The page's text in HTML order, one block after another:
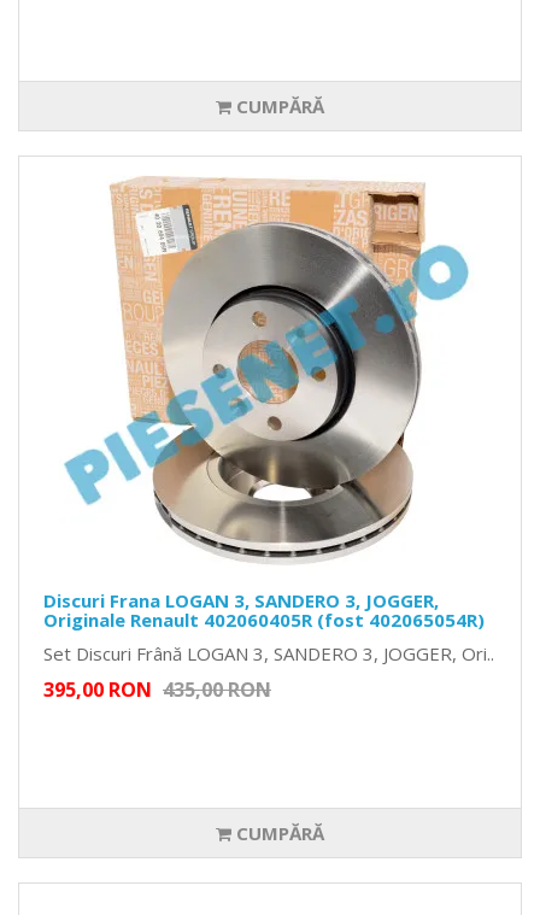
CUMPĂRĂ
Discuri Frana LOGAN 3, SANDERO 3, JOGGER,
Originale Renault 402060405R (fost 402065054R)
Set Discuri Frână LOGAN 3, SANDERO 3, JOGGER, Ori..
395,00 RON 435,00 RON
CUMPĂRĂ